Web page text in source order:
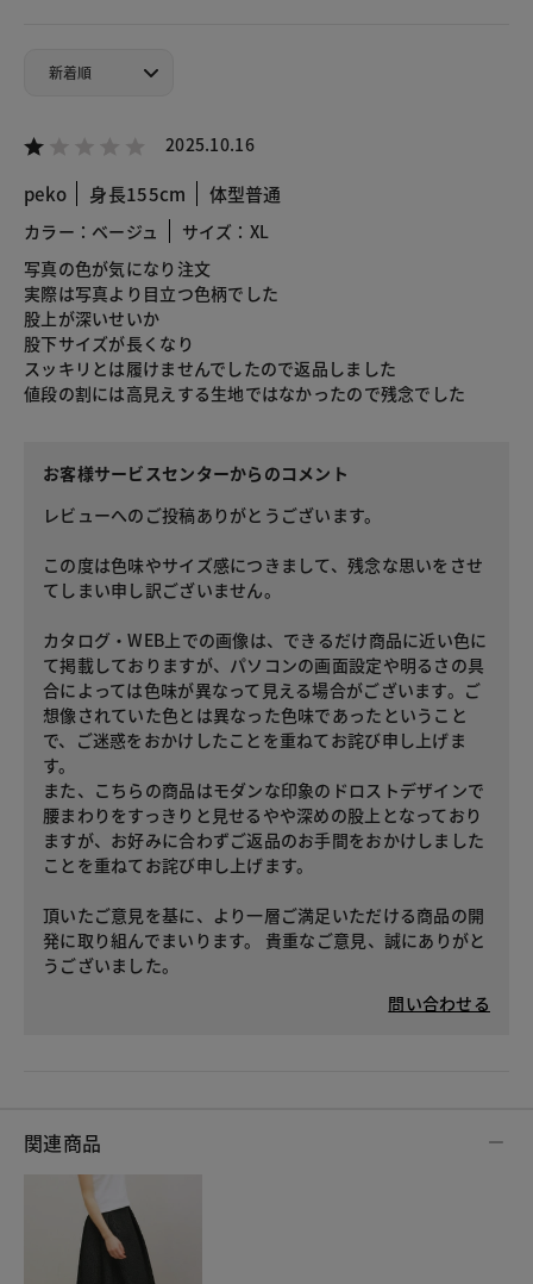
2025.10.16
peko 身長155cm 体型普通
カラー：ベージュ
サイズ：XL
写真の色が気になり注文
実際は写真より目立つ色柄でした
股上が深いせいか
股下サイズが長くなり
スッキリとは履けませんでしたので返品しました
値段の割には高見えする生地ではなかったので残念でした
お客様サービスセンターからのコメント
レビューへのご投稿ありがとうございます。
この度は色味やサイズ感につきまして、残念な思いをさせ
てしまい申し訳ございません。
カタログ・WEB上での画像は、できるだけ商品に近い色に
て掲載しておりますが、パソコンの画面設定や明るさの具
合によっては色味が異なって見える場合がございます。ご
想像されていた色とは異なった色味であったということ
で、ご迷惑をおかけしたことを重ねてお詫び申し上げま
す。
また、こちらの商品はモダンな印象のドロストデザインで
腰まわりをすっきりと見せるやや深めの股上となっており
ますが、お好みに合わずご返品のお手間をおかけしました
ことを重ねてお詫び申し上げます。
頂いたご意見を基に、より一層ご満足いただける商品の開
発に取り組んでまいります。 貴重なご意見、誠にありがと
うございました。
問い合わせる
関連商品